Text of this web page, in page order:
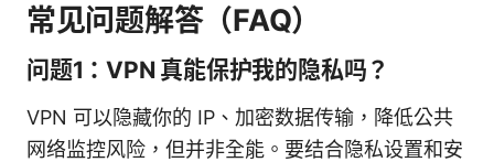
常见问题解答（FAQ）
问题1：VPN 真能保护我的隐私吗？
VPN 可以隐藏你的 IP、加密数据传输，降低公共
网络监控风险，但并非全能。要结合隐私设置和安